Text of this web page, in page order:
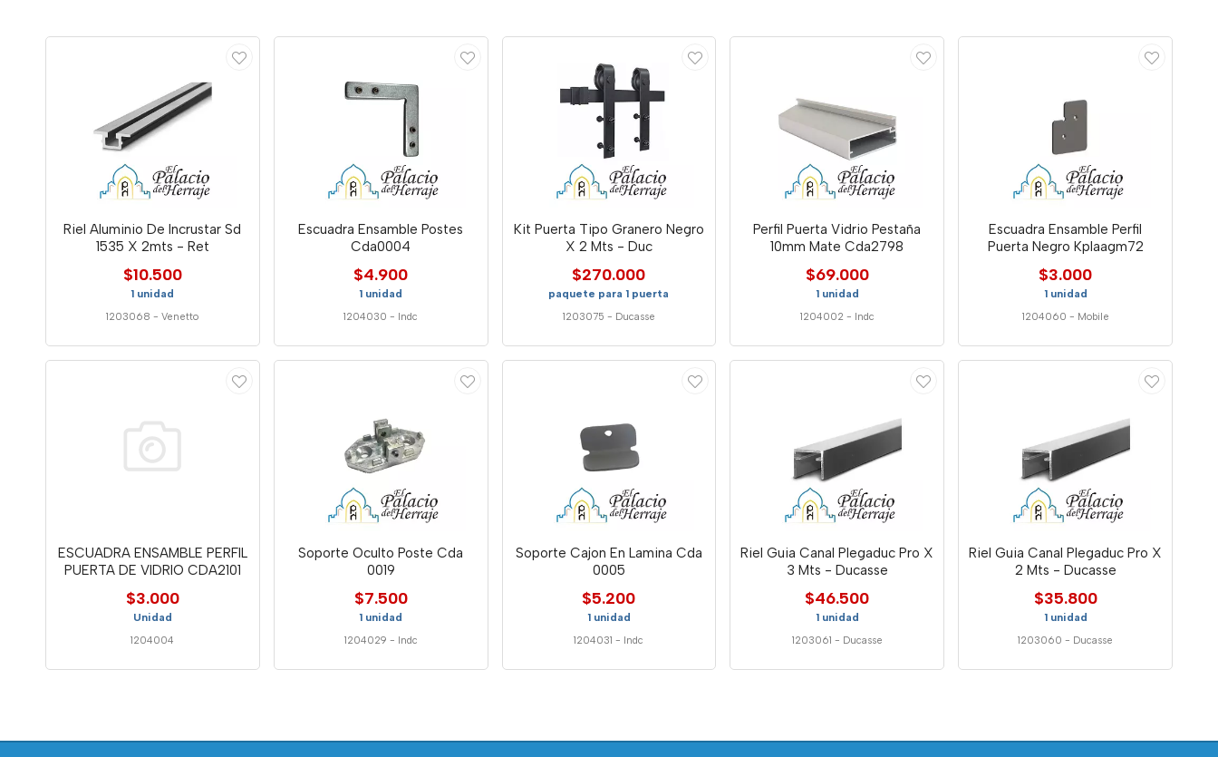
Riel Aluminio De Incrustar Sd
1535 X 2mts - Ret
$10.500
1 unidad
1203068 -Venetto
Escuadra Ensamble Postes
Cda0004
$4.900
1 unidad
1204030 - Indc
Kit Puerta Tipo Granero Negro
X 2 Mts - Duc
$270.000
paquete para 1 puerta
1203075 - Ducasse
Perfil Puerta Vidrio Pestaña
10mm Mate Cda2798
$69.000
1 unidad
1204002 - Indc
Escuadra Ensamble Perfil
Puerta Negro Kplaagm72
$3.000
1 unidad
1204060 - Mobile
ESCUADRA ENSAMBLE PERFIL
PUERTA DE VIDRIO CDA2101
$3.000
Unidad
1204004
Soporte Oculto Poste Cda
0019
$7.500
1 unidad
1204029 - Indc
Soporte Cajon En Lamina Cda
0005
$5.200
1 unidad
1204031 - Indc
Riel Guia Canal Plegaduc Pro X
3 Mts - Ducasse
$46.500
1 unidad
1203061 - Ducasse
Riel Guia Canal Plegaduc Pro X
2 Mts - Ducasse
$35.800
1 unidad
1203060 - Ducasse